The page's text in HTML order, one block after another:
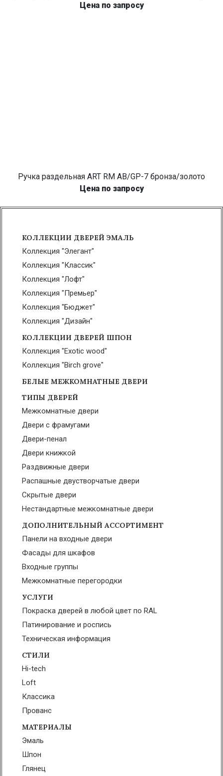
Цена по запросу
Ручка раздельная ART RM AB/GP-7 бронза/золото
Цена по запросу
КОЛЛЕКЦИИ ДВЕРЕЙ ЭМАЛЬ
Коллекция "Элегант"
Коллекция "Классик"
Коллекция "Лофт"
Коллекция "Премьер"
Коллекция "Бюджет"
Коллекция "Дизайн"
КОЛЛЕКЦИИ ДВЕРЕЙ ШПОН
Коллекция "Exotic wood"
Коллекция "Birch grove"
БЕЛЫЕ МЕЖКОМНАТНЫЕ ДВЕРИ
ТИПЫ ДВЕРЕЙ
Межкомнатные двери
Двери с фрамугами
Двери-пенал
Двери книжкой
Раздвижные двери
Распашные двустворчатые двери
Скрытые двери
Нестандартные межкомнатные двери
ДОПОЛНИТЕЛЬНЫЙ АССОРТИМЕНТ
Панели на входные двери
Фасады для шкафов
Входные группы
Межкомнатные перегородки
УСЛУГИ
Покраска дверей в любой цвет по RAL
Патинирование и роспись
Техническая информация
СТИЛИ
Hi-tech
Loft
Классика
Прованс
МАТЕРИАЛЫ
Эмаль
Шпон
Глянец